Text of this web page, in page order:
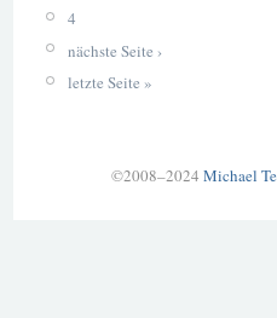
4
nächste Seite ›
letzte Seite »
©2008–2024 Michael